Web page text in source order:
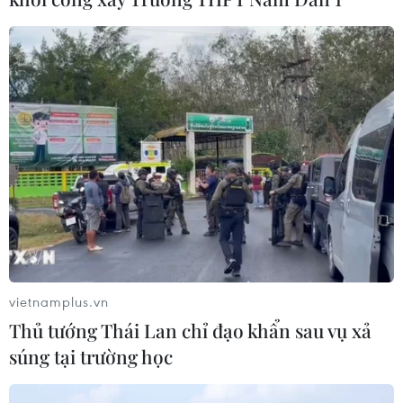
Bình khẳng định "cánh tay nối dài"
hiệu quả
03/08/2026 07:15
Bộ Y tế: Đề xuất quỹ Bảo hiểm y tế
thanh toán chi phí khám chữa bệnh y
học gia đình
03/08/2026 07:04
Siết giám định, kiểm soát chặt chi
phí khám chữa bệnh bảo hiểm y tế
02/08/2026 10:10
Điều trị hiệu quả ca ung thư phổi
vietnamplus.vn
Thủ tướng Thái Lan chỉ đạo khẩn sau vụ xả
súng tại trường học